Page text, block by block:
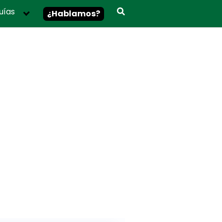
¿Hablamos?